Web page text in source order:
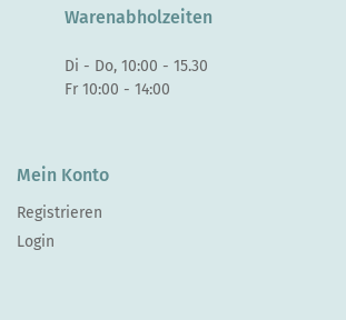
Warenabholzeiten
Di - Do, 10:00 - 15.30
Fr 10:00 - 14:00
Mein Konto
Registrieren
Login